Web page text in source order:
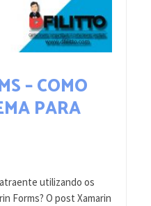
– COMO
PARA
utilizando os
Forms? O post Xamarin